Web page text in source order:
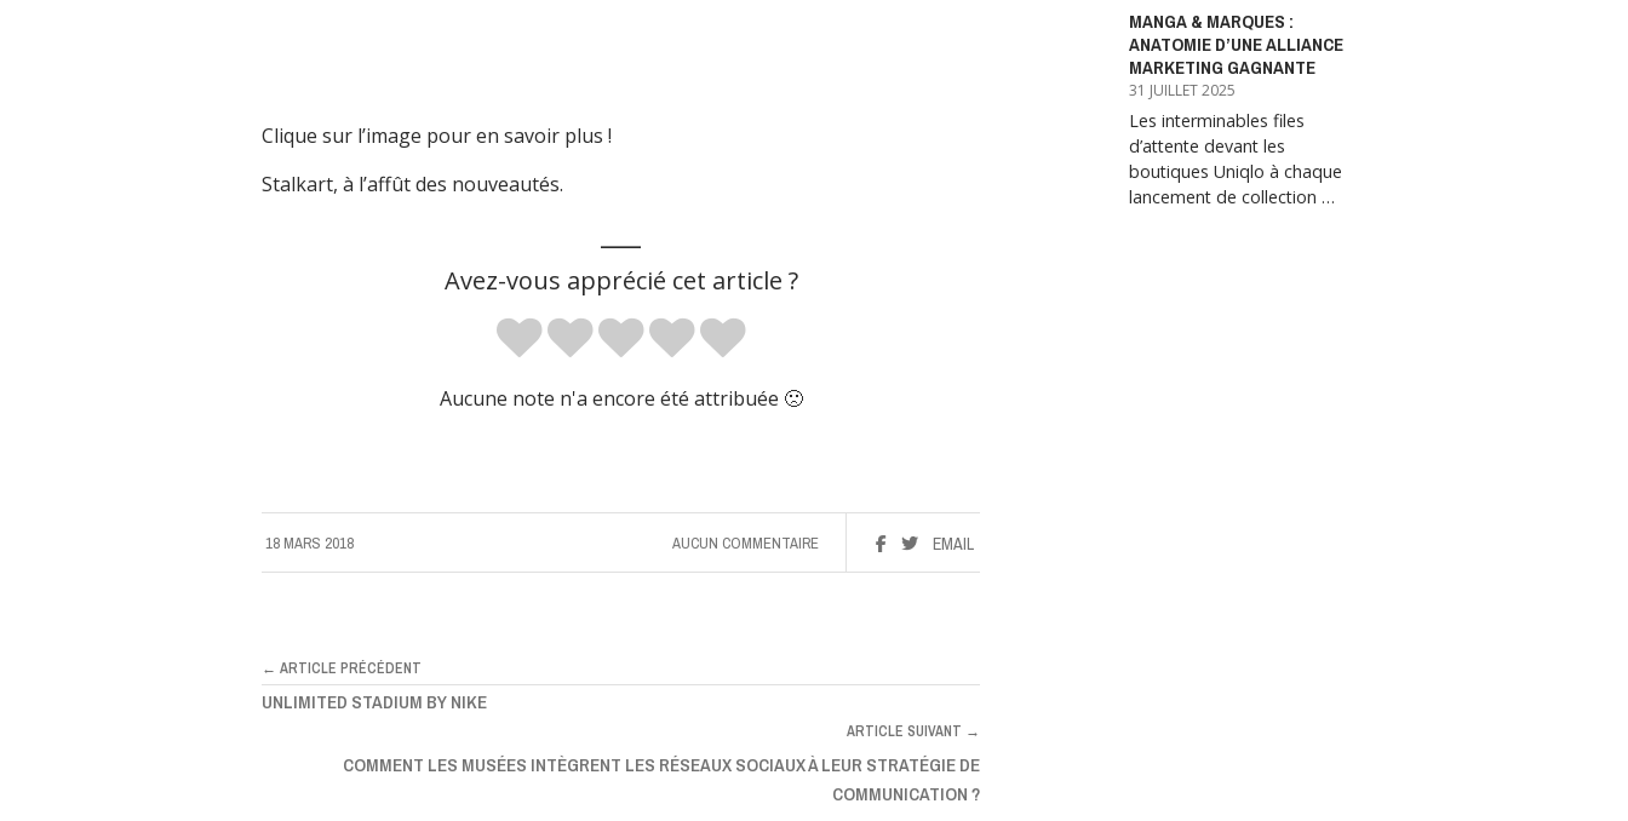
Clique sur l’image pour en savoir plus !
Stalkart, à l’affût des nouveautés.
Avez-vous apprécié cet article ?
Aucune note n'a encore été attribuée 🙁
18 MARS 2018 EMAIL
AUCUN COMMENTAIRE
← ARTICLE PRÉCÉDENT
UNLIMITED STADIUM BY NIKE
ARTICLE SUIVANT →
COMMENT LES MUSÉES INTÈGRENT LES RÉSEAUX SOCIAUX À LEUR STRATÉGIE DE
COMMUNICATION ?
MANGA & MARQUES :
ANATOMIE D’UNE ALLIANCE
MARKETING GAGNANTE
31 JUILLET 2025
Les interminables files
d’attente devant les
boutiques Uniqlo à chaque
lancement de collection …